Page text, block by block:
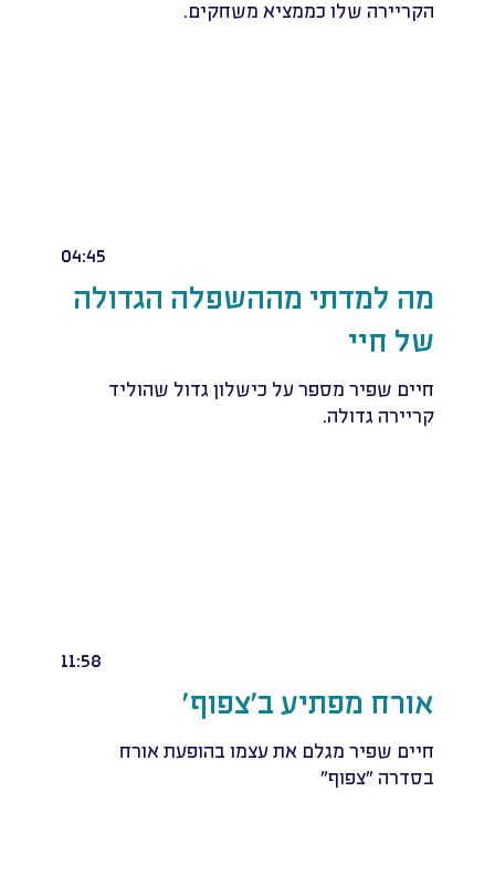
הקריירה שלו כממציא משחקים.
04:45
מה למדתי מההשפלה הגדולה
של חיי
חיים שפיר מספר על כישלון גדול שהוליד
קריירה גדולה.
11:58
אורח מפתיע ב'צפוף'
חיים שפיר מגלם את עצמו בהופעת אורח
בסדרה "צפוף"